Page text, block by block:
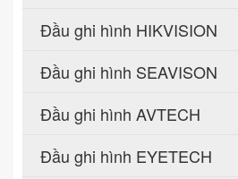
Đầu ghi hình HIKVISION
Đầu ghi hình SEAVISON
Đầu ghi hình AVTECH
Đầu ghi hình EYETECH